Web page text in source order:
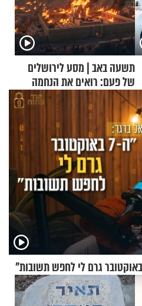
תשעה באב | מסע לירושלים
של פעם: רואים את הנחמה